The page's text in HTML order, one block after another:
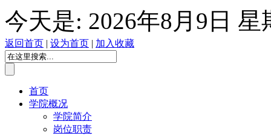
今天是: 2026年8月9日
返回首页 | 设为首页 | 加入收藏
首页
学院概况
学院简介
岗位职责